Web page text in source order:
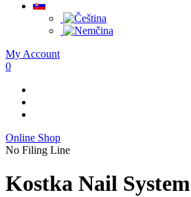
My Account
0
Online Shop
No Filing Line
Kostka Nail System